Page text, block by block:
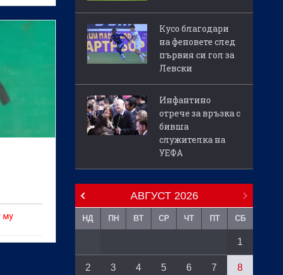
му
Кусо благодари
на феновете след
първия си гол за
Левски
Инфантино
отрече за връзка с
бивша
служителка на
УЕФА
АВГУСТ 2026
НД ПН ВТ СР ЧТ ПТ СБ
1
2 3 4 5 6 7 8